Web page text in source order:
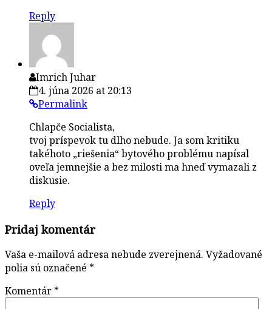
Reply
Imrich Juhar
4. júna 2026 at 20:13
Permalink
Chlapče Socialista,
tvoj príspevok tu dlho nebude. Ja som kritiku
takéhoto „riešenia“ bytového problému napísal
oveľa jemnejšie a bez milosti ma hneď vymazali z
diskusie.
Reply
Pridaj komentár
Vaša e-mailová adresa nebude zverejnená. Vyžadované
polia sú označené *
Komentár *